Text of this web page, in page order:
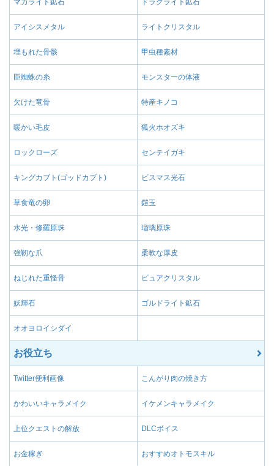
アイシスメタル ライトクリスタル
埋もれた骨骸 甲虫種素材
臣蜘蛛の糸 モンスターの体液
欠けた竜骨 特産キノコ
暖かい毛皮 狐火ホオズキ
ロックローズ センテイガキ
キングカブト(ゴッドカブト) ビスマス光石
草食竜の卵 鎧玉
水光・修羅原珠 瑠璃原珠
強靭な爪 柔軟な厚皮
ねじれた重怪骨 ピュアクリスタル
妖輝石 ゴルドライト鉱石
オオヨロイシダイ
お役立ち
Twitter便利画像 こんがり肉の焼き方
かわいいキャラメイク イケメンキャラメイク
上位クエストの解放 DLCボイス
お金稼ぎ おすすめオトモスキル